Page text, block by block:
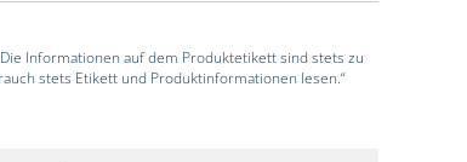
Informationen auf dem Produktetikett sind stets zu
stets Etikett und Produktinformationen lesen.“